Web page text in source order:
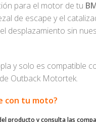
para el motor de tu
de escape y el
desplazamiento sin
y solo es compatible
Outback Motortek.
con tu moto?
producto y consulta las